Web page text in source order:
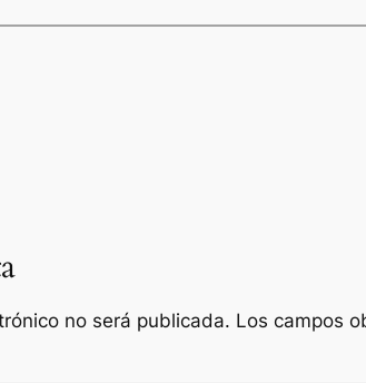
no será publicada. Los campos